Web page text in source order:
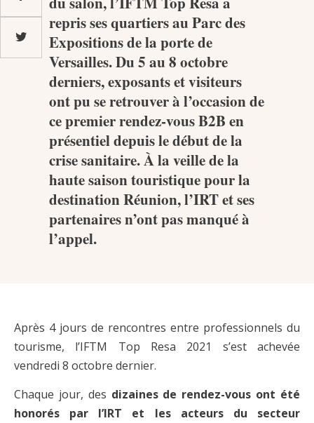
MEDIA
Photothèque
Documents
repris ses quartiers au Parc des
Expositions de la porte de
Versailles. Du 5 au 8 octobre
derniers, exposants et visiteurs
ont pu se retrouver à l’occasion de
ce premier rendez-vous B2B en
présentiel depuis le début de la
crise sanitaire. À la veille de la
haute saison touristique pour la
destination Réunion, l’IRT et ses
partenaires n’ont pas manqué à
l’appel.
Après 4 jours de rencontres entre professionnels du
tourisme, l’IFTM Top Resa 2021 s’est achevée
vendredi 8 octobre dernier.
Chaque jour, des dizaines de rendez-vous ont été
honorés par l’IRT et les acteurs du secteur